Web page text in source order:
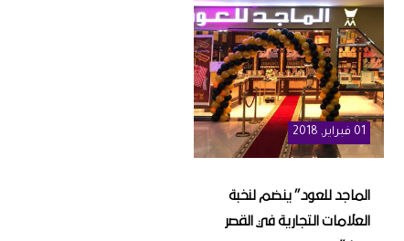
01 فبراير, 2018
الماجد للعود” ينضم لنخبة
العلامات التجارية في القصر